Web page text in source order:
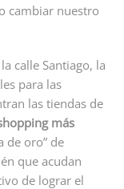
cambiar nuestro
calle Santiago, la
para las
las tiendas de
más
de oro” de
que acudan
de lograr el